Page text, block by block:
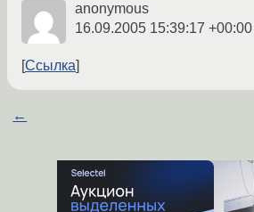
anonymous
16.09.2005 15:39:17 +00:00
Ссылка
←